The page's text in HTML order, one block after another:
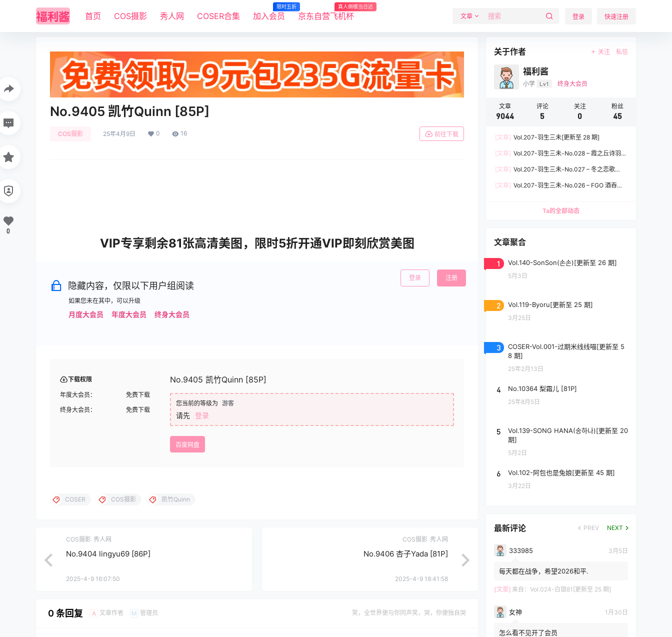
首页 COS摄影 秀人网 COSER合集 加入会员
限时五折
京东自营飞机杯
真人倒模当日达
文章 登录 快速注册
No.9405 凯竹Quinn [85P]
COS摄影 25年4月9日 0 16 前往下载
VIP专享剩余81张高清美图，限时5折开通VIP即刻欣赏美图
隐藏内容，仅限以下用户组阅读
如果您未在其中，可以升级
月度大会员 年度大会员 终身大会员
登录 注册
下载权限
年度大会员：
免费下载
终身大会员：
免费下载
No.9405 凯竹Quinn [85P]
您当前的等级为 游客
请先 登录
百度网盘
0
COSER COS摄影 凯竹Quinn
COS摄影 秀人网
No.9404 lingyu69 [86P]
2025-4-9 16:07:50
COS摄影 秀人网
No.9406 杏子Yada [81P]
2025-4-9 18:41:58
0 条回复 A 文章作者 M 管理员 笑，全世界便与你同声笑，哭，你便独自哭
关于作者 关注 私信
福利酱
小学 Lv1 终身大会员
文章
9044
评论
5
关注
0
粉丝
45
[文章] Vol.207-羽生三未[更新至 28 期]
[文章] Vol.207-羽生三未-No.028 – 霞之丘诗羽兔
[文章] Vol.207-羽生三未-No.027 – 冬之恋歌
[文章] Vol.207-羽生三未-No.026 – FGO 酒吞童
Ta的全部动态
文章聚合
1 Vol.140-SonSon(손손)[更新至 26 期]
5月3日
2 Vol.119-Byoru[更新至 25 期]
3月25日
3
COSER-Vol.001-过期米线线喵[更新至 5
8 期]
25年2月13日
4 No.10364 梨霜儿 [81P]
25年8月5日
5
Vol.139-SONG HANA(송하나)[更新至 20
期]
5月2日
6 Vol.102-阿包也是兔娘[更新至 45 期]
3月22日
最新评论 PREV NEXT
333985 3月5日
每天都在战争，希望2026和平.
[文章] 来自： Vol.024-白银81[更新至 25 期]
女神 1月30日
怎么看不见开了会员